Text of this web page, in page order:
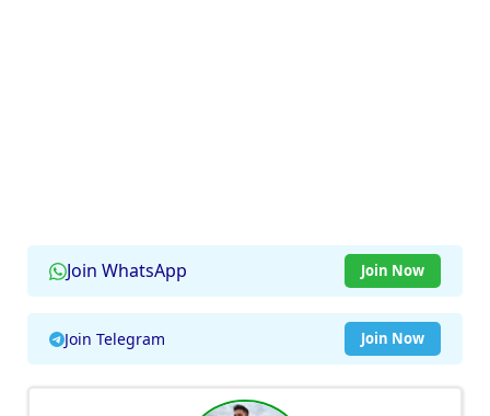
Join WhatsApp Join Now
Join Telegram Join Now